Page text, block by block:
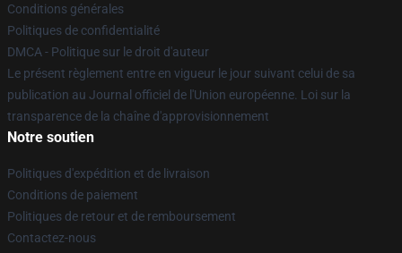
Conditions générales
Politiques de confidentialité
DMCA - Politique sur le droit d'auteur
Le présent règlement entre en vigueur le jour suivant celui de sa
publication au Journal officiel de l'Union européenne. Loi sur la
transparence de la chaîne d'approvisionnement
Notre soutien
Politiques d'expédition et de livraison
Conditions de paiement
Politiques de retour et de remboursement
Contactez-nous